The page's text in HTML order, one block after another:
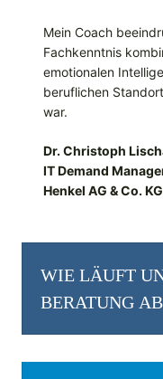
WIE LÄUFT
BERATUNG
Mein Coach
Fach­kennt­nis
emotionalen
beruflichen
war.
Dr. Christoph
IT Demand
Henkel AG & Co.